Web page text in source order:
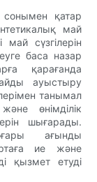
қатар
май
май сүзгілерін
баса назар
қарағанда
ауыстыру
танымал
өнімділік
шығарады.
ағынды
ие және
қызмет етуді